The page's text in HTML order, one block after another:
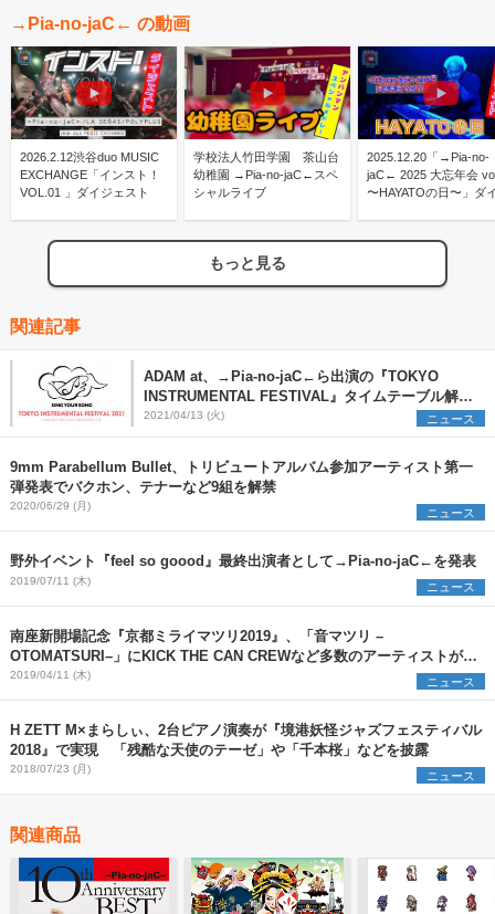
→Pia-no-jaC← の動画
2026.2.12渋谷duo MUSIC
EXCHANGE「インスト！
VOL.01 」ダイジェスト
学校法人竹田学園 茶山台
幼稚園 →Pia-no-jaC←スペ
シャルライブ
2025.12.20「→Pia-no-
jaC← 2025 大忘年会
〜HAYATOの日〜」ダ
もっと見る
関連記事
ADAM at、→Pia-no-jaC←ら出演の『TOKYO
INSTRUMENTAL FESTIVAL』タイムテーブル解
禁！
2021/04/13 (火) ニュース
9mm Parabellum Bullet、トリビュートアルバム参加アーティスト第一
弾発表でバクホン、テナーなど9組を解禁
2020/06/29 (月) ニュース
野外イベント『feel so goood』最終出演者として→Pia-no-jaC←を発表
2019/07/11 (木) ニュース
南座新開場記念『京都ミライマツリ2019』、「音マツリ –
OTOMATSURI–」にKICK THE CAN CREWなど多数のアーティストが出
演
2019/04/11 (木) ニュース
H ZETT M×まらしぃ、2台ピアノ演奏が『境港妖怪ジャズフェスティバル
2018』で実現 「残酷な天使のテーゼ」や「千本桜」などを披露
2018/07/23 (月) ニュース
関連商品